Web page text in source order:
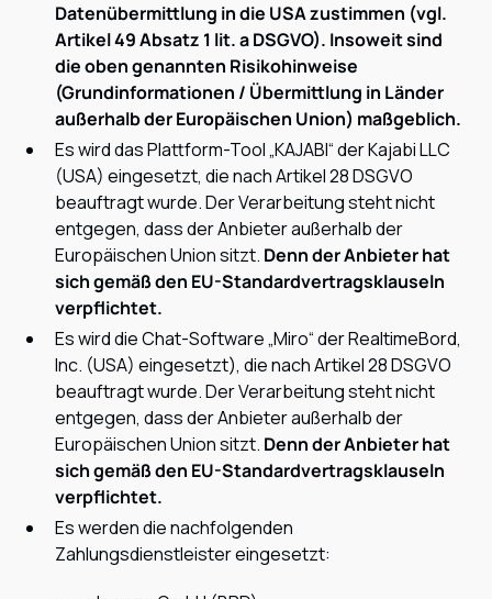
Datenübermittlung in die USA zustimmen (vgl.
Artikel 49 Absatz 1 lit. a DSGVO). Insoweit sind
die oben genannten Risikohinweise
(Grundinformationen / Übermittlung in Länder
außerhalb der Europäischen Union) maßgeblich.
Es wird das Plattform-Tool „KAJABI“ der Kajabi LLC
(USA) eingesetzt, die nach Artikel 28 DSGVO
beauftragt wurde. Der Verarbeitung steht nicht
entgegen, dass der Anbieter außerhalb der
Europäischen Union sitzt. Denn der Anbieter hat
sich gemäß den EU-Standardvertragsklauseln
verpflichtet.
Es wird die Chat-Software „Miro“ der RealtimeBord,
Inc. (USA) eingesetzt), die nach Artikel 28 DSGVO
beauftragt wurde. Der Verarbeitung steht nicht
entgegen, dass der Anbieter außerhalb der
Europäischen Union sitzt. Denn der Anbieter hat
sich gemäß den EU-Standardvertragsklauseln
verpflichtet.
Es werden die nachfolgenden
Zahlungsdienstleister eingesetzt: